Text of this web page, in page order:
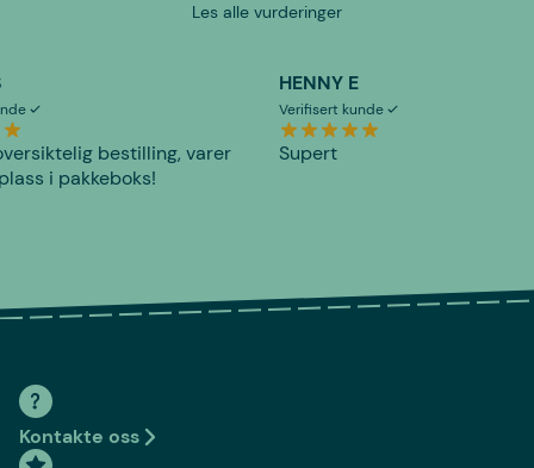
Les alle vurderinger
bestilling, varer
i pakkeboks!
HENNY E
Verifisert kunde
Supert
Kontakte oss